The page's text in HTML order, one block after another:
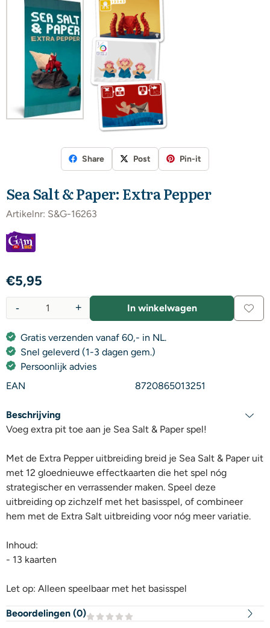
Share Post Pin-it
Sea Salt & Paper: Extra Pepper
Artikelnr: S&G-16263
€5,95
+
- In winkelwagen
Gratis verzenden vanaf 60,- in NL.
Snel geleverd (1-3 dagen gem.)
Persoonlijk advies
EAN
8720865013251
Beschrijving
Voeg extra pit toe aan je Sea Salt & Paper spel!
Met de Extra Pepper uitbreiding breid je Sea Salt & Paper uit
met 12 gloednieuwe effectkaarten die het spel nóg
strategischer en verrassender maken. Speel deze
uitbreiding op zichzelf met het basisspel, of combineer
hem met de Extra Salt uitbreiding voor nóg meer variatie.
Inhoud:
- 13 kaarten
Let op: Alleen speelbaar met het basisspel
Beoordelingen (0)